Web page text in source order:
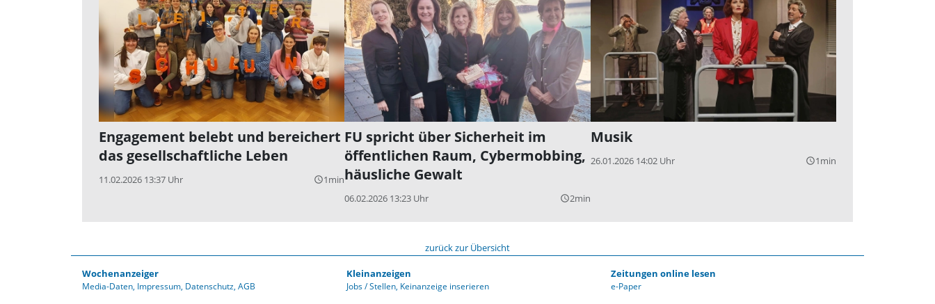
Engagement belebt und bereichert
das gesellschaftliche Leben
11.02.2026 13:37 Uhr query_builder1min
FU spricht über Sicherheit im
öffentlichen Raum, Cybermobbing,
häusliche Gewalt
06.02.2026 13:23 Uhr query_builder2min
Musik
26.01.2026 14:02 Uhr query_builder1min
zurück zur Übersicht
Wochenanzeiger
Media-Daten Impressum Datenschutz AGB
Kleinanzeigen
Jobs / Stellen Keinanzeige inserieren
Zeitungen online lesen
e-Paper